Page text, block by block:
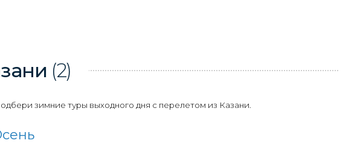
(2)
зимние туры выходного дня с перелетом из Казани.